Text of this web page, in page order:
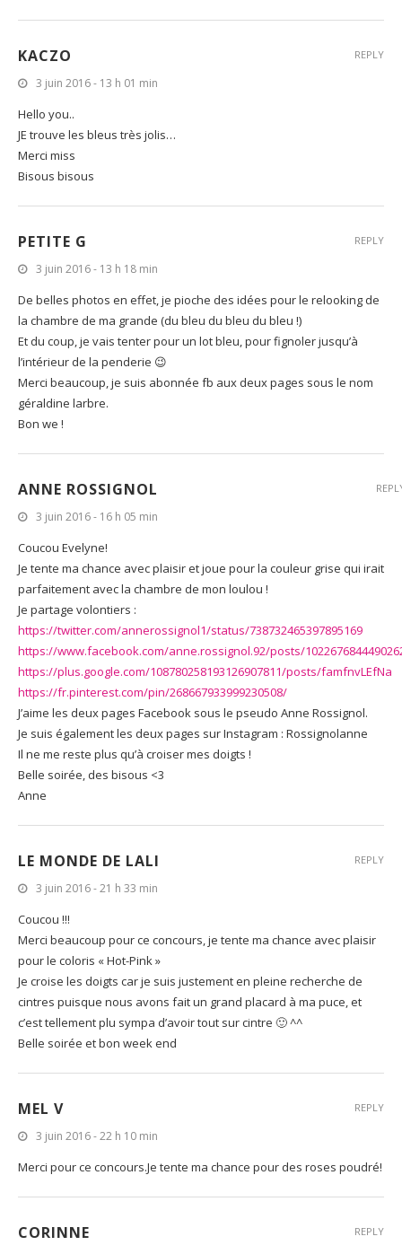
KACZO
3 juin 2016 - 13 h 01 min
Hello you..
JE trouve les bleus très jolis…
Merci miss
Bisous bisous
REPLY
PETITE G
3 juin 2016 - 13 h 18 min
De belles photos en effet, je pioche des idées pour le relooking de
la chambre de ma grande (du bleu du bleu du bleu !)
Et du coup, je vais tenter pour un lot bleu, pour fignoler jusqu’à
l’intérieur de la penderie 😉
Merci beaucoup, je suis abonnée fb aux deux pages sous le nom
géraldine larbre.
Bon we !
REPLY
ANNE ROSSIGNOL
3 juin 2016 - 16 h 05 min
Coucou Evelyne!
Je tente ma chance avec plaisir et joue pour la couleur grise qui irait
parfaitement avec la chambre de mon loulou !
Je partage volontiers :
https://twitter.com/annerossignol1/status/738732465397895169
https://www.facebook.com/anne.rossignol.92/posts/
https://plus.google.com/108780258193126907811/posts/famfnvLEfNa
https://fr.pinterest.com/pin/268667933999230508/
J’aime les deux pages Facebook sous le pseudo Anne Rossignol.
Je suis également les deux pages sur Instagram : Rossignolanne
Il ne me reste plus qu’à croiser mes doigts !
Belle soirée, des bisous <3
Anne
LE MONDE DE LALI
3 juin 2016 - 21 h 33 min
Coucou !!!
Merci beaucoup pour ce concours, je tente ma chance avec plaisir
pour le coloris « Hot-Pink »
Je croise les doigts car je suis justement en pleine recherche de
cintres puisque nous avons fait un grand placard à ma puce, et
c’est tellement plu sympa d’avoir tout sur cintre 🙂 ^^
Belle soirée et bon week end
REPLY
MEL V
3 juin 2016 - 22 h 10 min
Merci pour ce concours.Je tente ma chance pour des roses poudré!
REPLY
CORINNE REPLY